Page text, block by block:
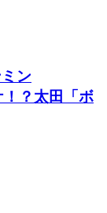
ン
？太田「ボ